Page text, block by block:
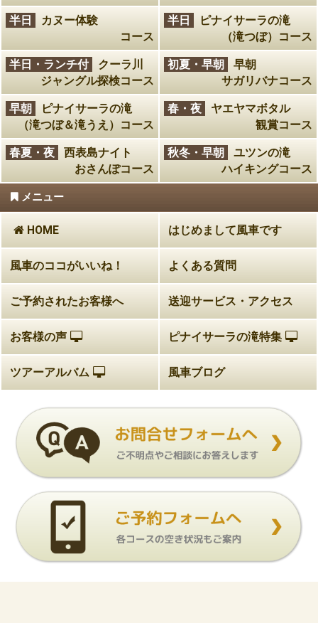
半日
カヌー体験
コース
半日
ピナイサーラの滝
（滝つぼ）コース
半日・ランチ付
クーラ川
ジャングル探検コース
初夏・早朝
早朝
サガリバナコース
早朝
ピナイサーラの滝
（滝つぼ＆滝うえ）コース
春・夜
ヤエヤマボタル
観賞コース
春夏・夜
西表島ナイト
おさんぽコース
秋冬・早朝
ユツンの滝
ハイキングコース
メニュー
HOME はじめまして風車です
風車のココがいいね！ よくある質問
ご予約されたお客様へ 送迎サービス・アクセス
お客様の声 ピナイサーラの滝特集
ツアーアルバム 風車ブログ